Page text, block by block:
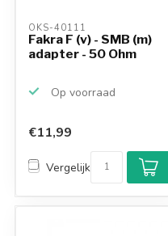
OKS-40111
Fakra F (v) - SMB (m)
adapter - 50 Ohm
Op voorraad
€11,99
Vergelijk